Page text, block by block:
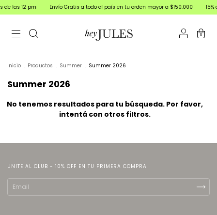
pm Envío Gratis a todo el país en tu orden mayor a $150.000 15% off
0
Inicio . Productos . Summer . Summer 2026
Summer 2026
No tenemos resultados para tu búsqueda. Por favor,
intentá con otros filtros.
UNITE AL CLUB - 10% OFF EN TU PRIMERA COMPRA